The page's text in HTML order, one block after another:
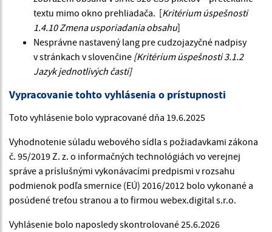
textu mimo okno prehliadača. [Kritérium úspešnosti
1.4.10 Zmena usporiadania obsahu]
Nesprávne nastavený lang pre cudzojazyčné nadpisy
v stránkach v slovenčine [Kritérium úspešnosti 3.1.2
Jazyk jednotlivých častí]
Vypracovanie tohto vyhlásenia o prístupnosti
Toto vyhlásenie bolo vypracované dňa 19.6.2025
Vyhodnotenie súladu webového sídla s požiadavkami zákona
č. 95/2019 Z. z. o informačných technológiách vo verejnej
správe a príslušnými vykonávacími predpismi v rozsahu
podmienok podľa smernice (EÚ) 2016/2012 bolo vykonané a
posúdené treťou stranou a to firmou webex.digital s.r.o.
Vyhlásenie bolo naposledy skontrolované 25.6.2026